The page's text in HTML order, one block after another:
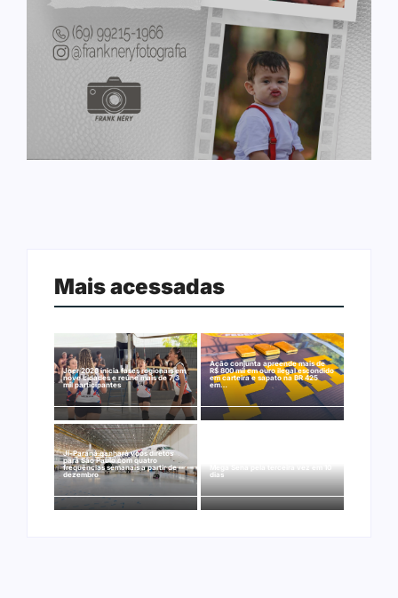
Mais acessadas
Joer 2026 inicia fases regionais em
nove cidades e reúne mais de 7,3
mil participantes
Ação conjunta apreende mais de
R$ 800 mil em ouro ilegal escondido
em carteira e sapato na BR 425
em…
Ji-Paraná ganhará voos diretos
para São Paulo com quatro
frequências semanais a partir de
dezembro
Mega Sena pela terceira vez em 10
dias